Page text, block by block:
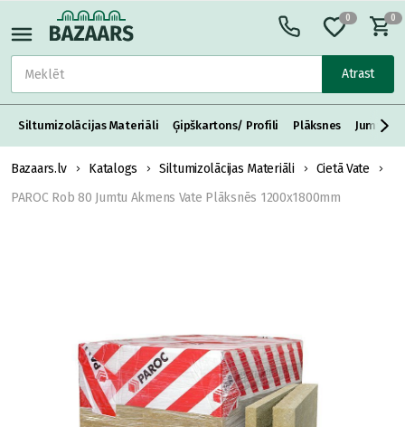
Atrast
0 0
Siltumizolācijas Materiāli Ģipškartons/ Profili Plāksnes Jumta
Bazaars.lv Katalogs Siltumizolācijas Materiāli
Cietā Vate
PAROC Rob 80 Jumtu Akmens Vate Plāksnēs 1200x1800mm